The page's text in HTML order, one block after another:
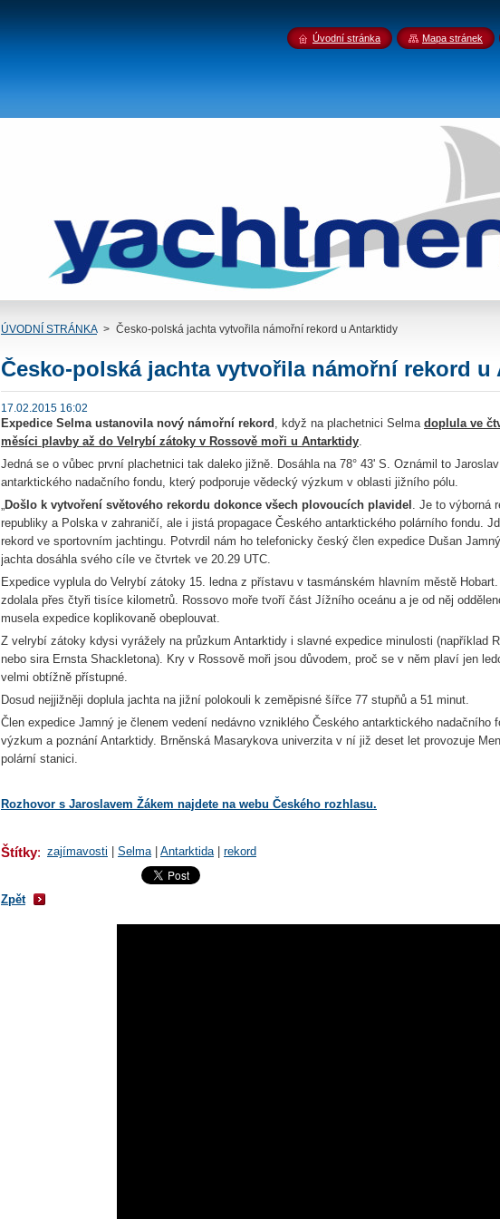
ÚVODNÍ STRÁNKA > Česko-polská jachta vytvořila námořní rekord u Antarktidy
Česko-polská jachta vytvořila námořní rekord u
17.02.2015 16:02
Expedice Selma ustanovila nový námořní rekord , když na plachetnici Selma doplula ve
měsíci plavby až do Velrybí zátoky v Rossově moři u Antarktidy.
Jedná se o vůbec první plachetnici tak daleko jižně. Dosáhla na 78° 43' S. Oznámil to
antarktického nadačního fondu, který podporuje vědecký výzkum v oblasti jižního pólu.
„Došlo k vytvoření světového rekordu dokonce všech plovoucích plavidel . Je to výborná
republiky a Polska v zahraničí, ale i jistá propagace Českého antarktického polárního fondu.
rekord ve sportovním jachtingu. Potvrdil nám ho telefonicky český člen expedice Dušan
jachta dosáhla svého cíle ve čtvrtek ve 20.29 UTC.
Expedice vyplula do Velrybí zátoky 15. ledna z přístavu v tasmánském hlavním městě
zdolala přes čtyři tisíce kilometrů. Rossovo moře tvoří část Jížního oceánu a je od něj
musela expedice koplikovaně obeplouvat.
Z velrybí zátoky kdysi vyrážely na průzkum Antarktidy i slavné expedice minulosti (například
nebo sira Ernsta Shackletona). Kry v Rossově moři jsou důvodem, proč se v něm plaví jen
velmi obtížně přístupné.
Dosud nejjižněji doplula jachta na jižní polokouli k zeměpisné šířce 77 stupňů a 51 minut.
Člen expedice Jamný je členem vedení nedávno vzniklého Českého antarktického nadačního
výzkum a poznání Antarktidy. Brněnská Masarykova univerzita v ní již deset let provozuje
polární stanici.
Rozhovor s Jaroslavem Žákem najdete na webu Českého rozhlasu.
Štítky: zajímavosti Selma Antarktida rekord
Zpět
Úvodní stránka Mapa stránek